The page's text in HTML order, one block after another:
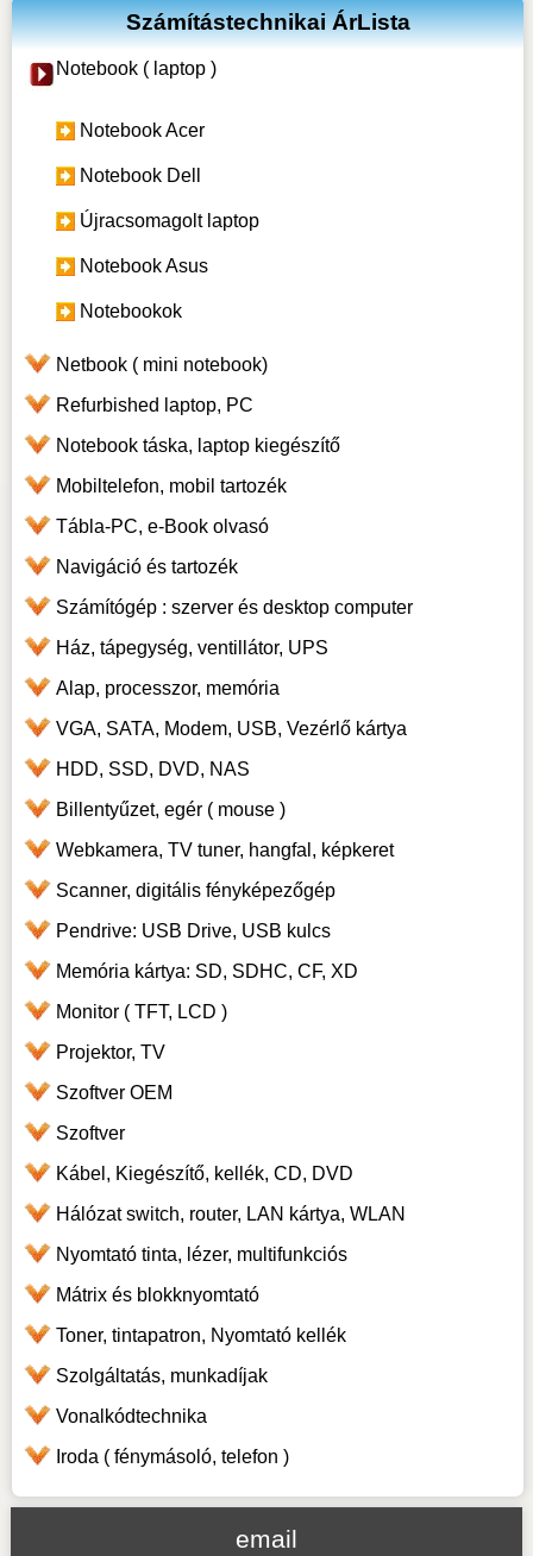
Számítástechnikai ÁrLista
Notebook ( laptop )
Notebook Acer
Notebook Dell
Újracsomagolt laptop
Notebook Asus
Notebookok
Netbook ( mini notebook)
Refurbished laptop, PC
Notebook táska, laptop kiegészítő
Mobiltelefon, mobil tartozék
Tábla-PC, e-Book olvasó
Navigáció és tartozék
Számítógép : szerver és desktop computer
Ház, tápegység, ventillátor, UPS
Alap, processzor, memória
VGA, SATA, Modem, USB, Vezérlő kártya
HDD, SSD, DVD, NAS
Billentyűzet, egér ( mouse )
Webkamera, TV tuner, hangfal, képkeret
Scanner, digitális fényképezőgép
Pendrive: USB Drive, USB kulcs
Memória kártya: SD, SDHC, CF, XD
Monitor ( TFT, LCD )
Projektor, TV
Szoftver OEM
Szoftver
Kábel, Kiegészítő, kellék, CD, DVD
Hálózat switch, router, LAN kártya, WLAN
Nyomtató tinta, lézer, multifunkciós
Mátrix és blokknyomtató
Toner, tintapatron, Nyomtató kellék
Szolgáltatás, munkadíjak
Vonalkódtechnika
Iroda ( fénymásoló, telefon )
email